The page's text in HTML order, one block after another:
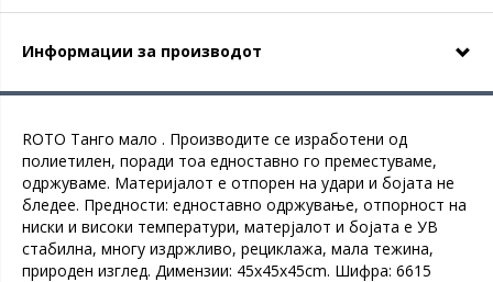
Информации за производот
ROTO Танго мало . Производите се изработени од
полиетилен, поради тоа едноставно го преместуваме,
одржуваме. Материјалот е отпорен на удари и бојата не
бледее. Предности: едноставно одржување, отпорност на
ниски и високи температури, матерјалот и бојата е УВ
стабилна, многу издржливо, рециклажа, мала тежина,
природен изглед. Димензии: 45x45x45cm. Шифра: 6615